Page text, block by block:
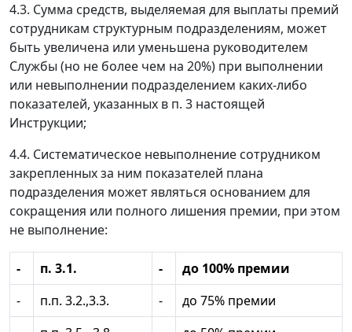
4.3. Сумма средств, выделяемая для выплаты премий
сотрудникам структурным подразделениям, может
быть увеличена или уменьшена руководителем
Службы (но не более чем на 20%) при выполнении
или невыполнении подразделением каких-либо
показателей, указанных в п. 3 настоящей
Инструкции;
4.4. Систематическое невыполнение сотрудником
закрепленных за ним показателей плана
подразделения может являться основанием для
сокращения или полного лишения премии, при этом
не выполнение:
- п. 3.1. -
до 100% премии
-
п.п. 3.2.,3.3. -
до 75% премии